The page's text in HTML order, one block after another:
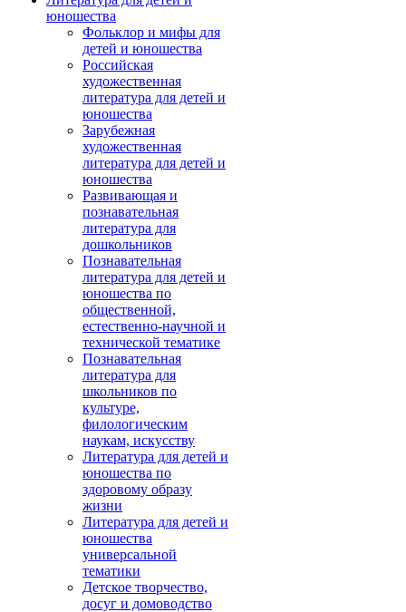
юношества
Фольклор и мифы для
детей и юношества
Российская
художественная
литература для детей и
юношества
Зарубежная
художественная
литература для детей и
юношества
Развивающая и
познавательная
литература для
дошкольников
Познавательная
литература для детей и
юношества по
общественной,
естественно-научной и
технической тематике
Познавательная
литература для
школьников по
культуре,
филологическим
наукам, искусству
Литература для детей и
юношества по
здоровому образу
жизни
Литература для детей и
юношества
универсальной
тематики
Детское творчество,
досуг и домоводство